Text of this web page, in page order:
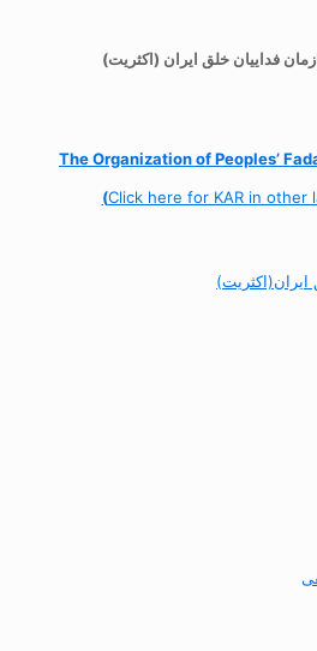
فداییان خلق ایران (اکثریت)
The Organization ofPeoples’
(Click here for KAR in other
ایران(اکثریت)